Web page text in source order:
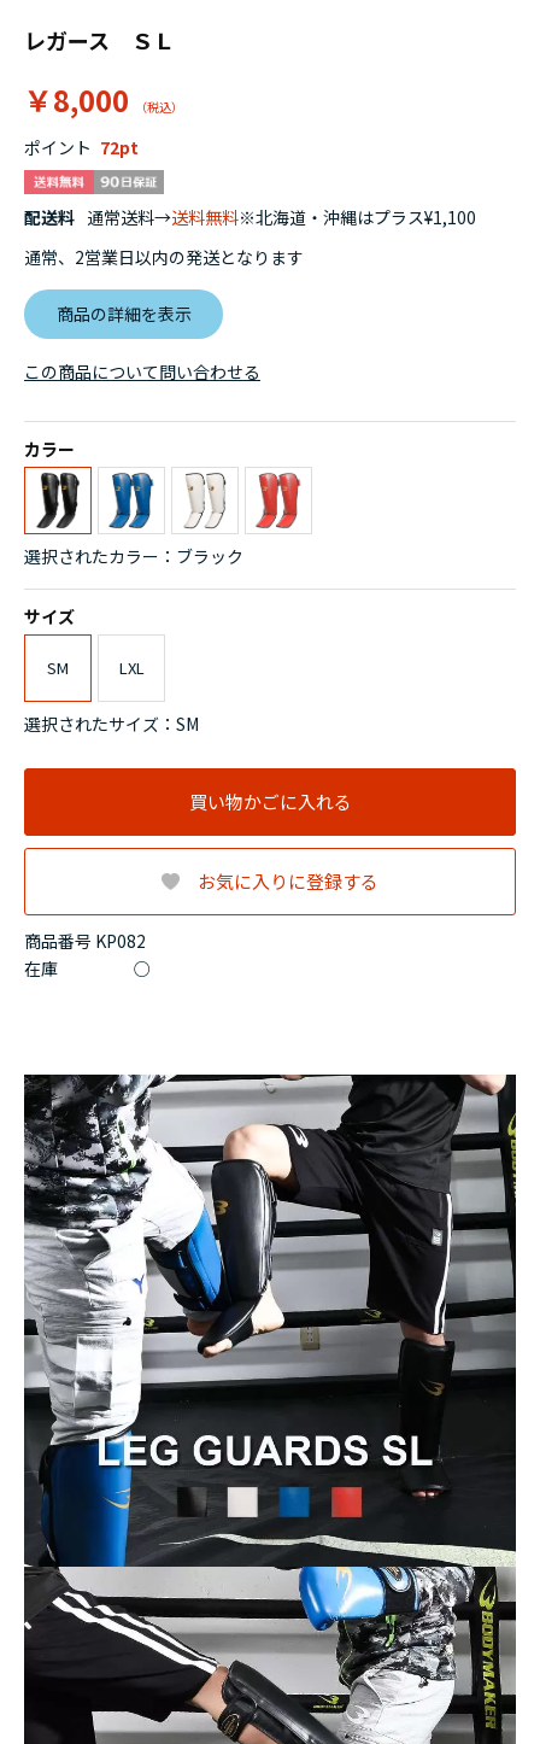
レガース ＳＬ
￥8,000
商品番号 KP082
ポイント 72
在庫 ○
配送料 通常送料→送料無料※北海道・沖縄はプラス¥1,100
通常、2営業日以内の発送となります
商品の詳細を表示
カラー
選択されたカラー：ブラック
サイズ
SM LXL
選択されたサイズ：SM
買い物かごに入れる
お気に入りに登録する
この商品について問い合わせる